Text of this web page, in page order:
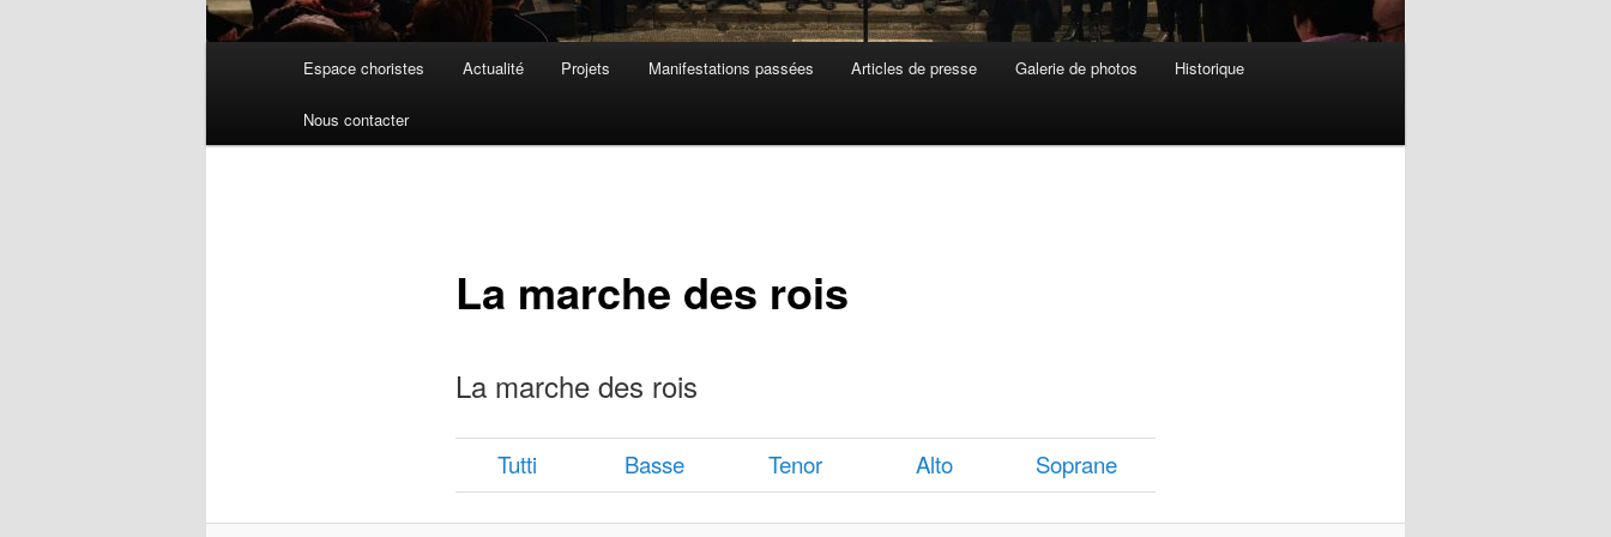
Espace choristes Actualité Projets Manifestations passées Articles de presse Galerie de photos Historique
Nous contacter
La marche des rois
La marche des rois
Tutti Basse Tenor Alto Soprane